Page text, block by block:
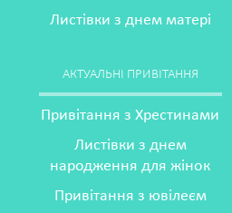
Листівки з днем матері
АКТУАЛЬНІ ПРИВІТАННЯ
Привітання з Хрестинами
Листівки з днем
народження для жінок
Привітання з ювілеєм